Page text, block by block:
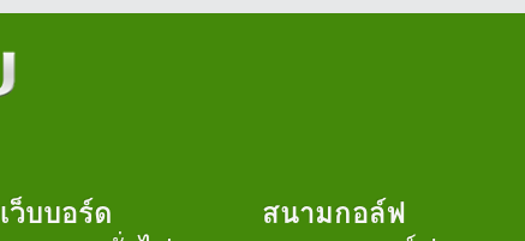
เว็บบอร์ด สนามกอล์ฟ